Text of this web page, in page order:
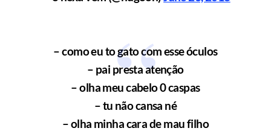
– como eu to gato com esse óculos
– pai presta atenção
– olha meu cabelo 0 caspas
– tu não cansa né
– olha minha cara de mau filho